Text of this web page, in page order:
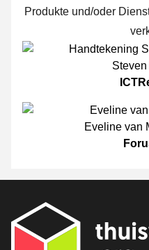
Produkte und/oder
Eveline van